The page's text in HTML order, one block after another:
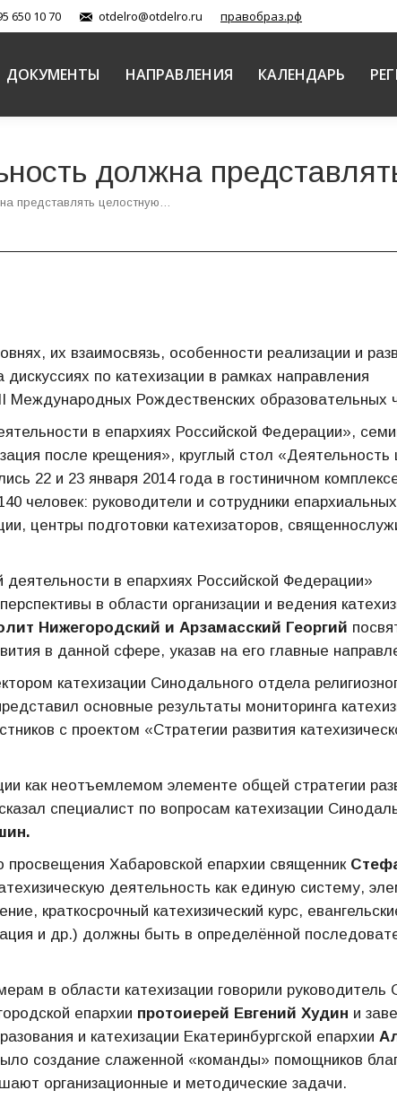
650 10 70 otdelro@otdelro.ru правобраз.рф
ДОКУМЕНТЫ НАПРАВЛЕНИЯ КАЛЕНДАРЬ
должна
представлять целостную…
их взаимосвязь, особенности реализации и
по катехизации в рамках направления
Международных Рождественских образовательных
в епархиях Российской Федерации»,
после крещения», круглый стол «Деятельность
22 и 23 января 2014 года в гостиничном
человек: руководители и сотрудники епархиальных
центры подготовки катехизаторов,
деятельности в епархиях Российской Федерации»
в области организации и ведения
Нижегородский и Арзамасский Георгий
в данной сфере, указав на его главные
катехизации Синодального отдела
основные результаты мониторинга
с проектом «Стратегии развития
как неотъемлемом элементе общей стратегии
специалист по вопросам катехизации
просвещения Хабаровской епархии священник
деятельность как единую систему,
краткосрочный катехизический курс,
и др.) должны быть в определённой
в области катехизации говорили руководитель
епархии протоиерей Евгений Худин и
и катехизации Екатеринбургской епархии
создание слаженной «команды» помощников
организационные и методические задачи.